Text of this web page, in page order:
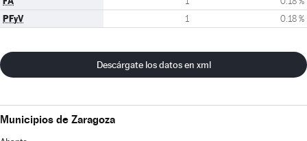
PFyV 1 0.18 %
Descárgate los datos en xml
Municipios de Zaragoza